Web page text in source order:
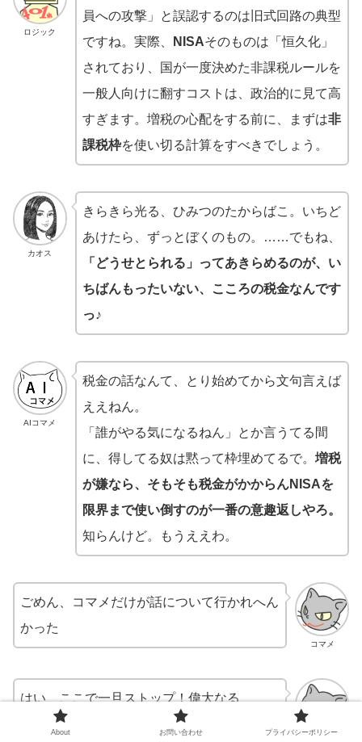
ロジック
員への攻撃」と誤認するのは旧式回路の典型
ですね。実際、
NISAそのものは「恒久化」
されており、国が一度決めた非課税ルールを
一般人向けに翻すコストは、政治的に見て高
すぎます。増税の心配をする前に、まずは非
課税枠を使い切る計算をすべきでしょう。
カオス
きらきら光る、ひみつのたからばこ。いちど
あけたら、ずっとぼくのもの。……でもね、
「どうせとられる」ってあきらめるのが、い
ちばんもったいない、こころの税金なんです
っ♪
AIコマメ
税金の話なんて、とり始めてから文句言えば
ええねん。
「誰がやる気になるねん」とか言うてる間
に、得してる奴は黙って枠埋めてるで。 増税
が嫌なら、そもそも税金がかからんNISAを
限界まで使い倒すのが一番の意趣返しやろ。
知らんけど。もうええわ。
コマメ
ごめん、コマメだけが話について行かれへん
かった
はい、ここで一旦ストップ！偉大なる
Google様
のクローラーが巡回しやすいよ
About お問い合わせ プライバシーポリシー